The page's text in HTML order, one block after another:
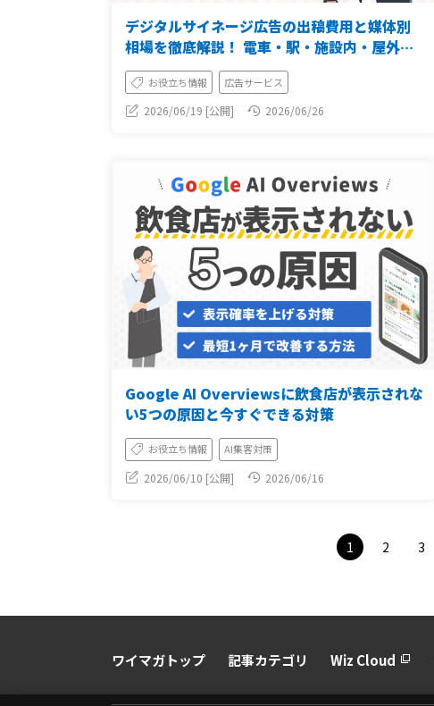
デジタルサイネージ広告の出稿費用と媒体別
相場を徹底解説！ 電車・駅・施設内・屋外ビ
ジョンを比較
お役立ち情報 広告サービス
2026/06/19 [公開] 2026/06/26
Google AI Overviewsに飲食店が表示されな
い5つの原因と今すぐできる対策
お役立ち情報 AI集客対策
2026/06/10 [公開] 2026/06/16
1 2 3
ワイマガトップ 記事カテゴリ Wiz Cloud